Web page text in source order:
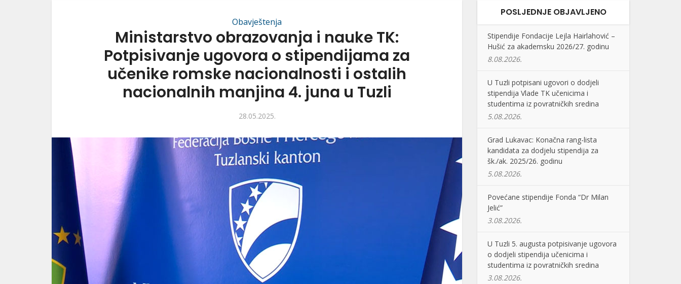
Obavještenja
Ministarstvo obrazovanja i nauke TK:
Potpisivanje ugovora o stipendijama za
učenike romske nacionalnosti i ostalih
nacionalnih manjina 4. juna u Tuzli
28.05.2025.
POSLJEDNJE OBJAVLJENO
Stipendije Fondacije Lejla Hairlahović –
Hušić za akademsku 2026/27. godinu
8.08.2026.
U Tuzli potpisani ugovori o dodjeli
stipendija Vlade TK učenicima i
studentima iz povratničkih sredina
5.08.2026.
Grad Lukavac: Konačna rang-lista
kandidata za dodjelu stipendija za
šk./ak. 2025/26. godinu
5.08.2026.
Povećane stipendije Fonda “Dr Milan
Jelić”
3.08.2026.
U Tuzli 5. augusta potpisivanje ugovora
o dodjeli stipendija učenicima i
studentima iz povratničkih sredina
3.08.2026.